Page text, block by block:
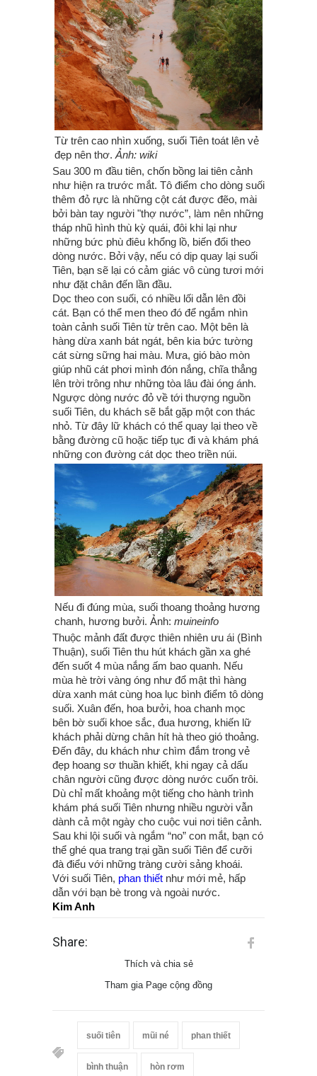
Từ trên cao nhìn xuống, suối Tiên toát lên vẻ
đẹp nên thơ. Ảnh: wiki
Sau 300 m đầu tiên, chốn bồng lai tiên cảnh
như hiện ra trước mắt. Tô điểm cho dòng suối
thêm đỏ rực là những cột cát được đẽo, mài
bởi bàn tay người "thợ nước”, làm nên những
tháp nhũ hình thù kỳ quái, đôi khi lại như
những bức phù điêu khổng lồ, biến đổi theo
dòng nước. Bởi vậy, nếu có dịp quay lại suối
Tiên, bạn sẽ lại có cảm giác vô cùng tươi mới
như đặt chân đến lần đầu.
Dọc theo con suối, có nhiều lối dẫn lên đồi
cát. Bạn có thể men theo đó để ngắm nhìn
toàn cảnh suối Tiên từ trên cao. Một bên là
hàng dừa xanh bát ngát, bên kia bức tường
cát sừng sững hai màu. Mưa, gió bào mòn
giúp nhũ cát phơi mình đón nắng, chĩa thẳng
lên trời trông như những tòa lâu đài óng ánh.
Ngược dòng nước đỏ về tới thượng nguồn
suối Tiên, du khách sẽ bắt gặp một con thác
nhỏ. Từ đây lữ khách có thể quay lại theo về
bằng đường cũ hoặc tiếp tục đi và khám phá
những con đường cát dọc theo triền núi.
Nếu đi đúng mùa, suối thoang thoảng hương
chanh, hương bưởi. Ảnh: muineinfo
Thuộc mảnh đất được thiên nhiên ưu ái (Bình
Thuận), suối Tiên thu hút khách gần xa ghé
đến suốt 4 mùa nắng ấm bao quanh. Nếu
mùa hè trời vàng óng như đổ mật thì hàng
dừa xanh mát cùng hoa lục bình điểm tô dòng
suối. Xuân đến, hoa bưởi, hoa chanh mọc
bên bờ suối khoe sắc, đua hương, khiến lữ
khách phải dừng chân hít hà theo gió thoảng.
Đến đây, du khách như chìm đắm trong vẻ
đẹp hoang sơ thuần khiết, khi ngay cả dấu
chân người cũng được dòng nước cuốn trôi.
Dù chỉ mất khoảng một tiếng cho hành trình
khám phá suối Tiên nhưng nhiều người vẫn
dành cả một ngày cho cuộc vui nơi tiên cảnh.
Sau khi lội suối và ngắm “no” con mắt, bạn có
thể ghé qua trang trại gần suối Tiên để cưỡi
đà điểu với những tràng cười sảng khoái.
Với suối Tiên, phan thiết như mới mẻ, hấp
dẫn với bạn bè trong và ngoài nước.
Kim Anh
Share:
Thích và chia sẻ
Tham gia Page cộng đồng
suối tiên mũi né phan thiết
bình thuận hòn rơm